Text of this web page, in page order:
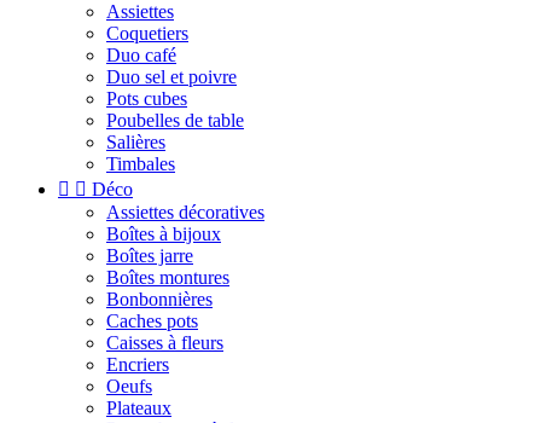
Assiettes
Coquetiers
Duo café
Duo sel et poivre
Pots cubes
Poubelles de table
Salières
Timbales
  Déco
Assiettes décoratives
Boîtes à bijoux
Boîtes jarre
Boîtes montures
Bonbonnières
Caches pots
Caisses à fleurs
Encriers
Oeufs
Plateaux